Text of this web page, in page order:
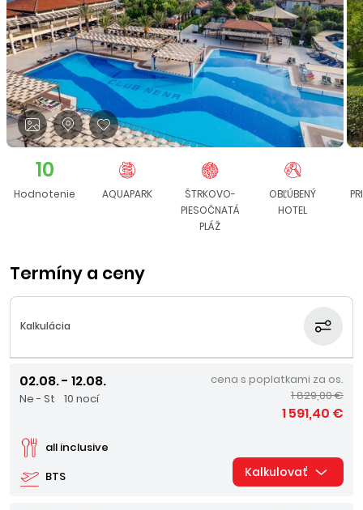
10
Hodnotenie AQUAPARK
ŠTRKOVO-
PIESOČNATÁ
PLÁŽ
OBĽÚBENÝ
HOTEL
Termíny a ceny
Kalkulácia
02.08. - 12.08.
Ne - St 10 nocí
BTS
all inclusive
cena s poplatkami za os.
1 829,00 €
1 591,40 €
Kalkulovať